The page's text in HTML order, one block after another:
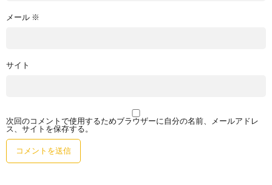
メール ※
サイト
次回のコメントで使用するためブラウザーに自分の名前、メールアドレ
ス、サイトを保存する。